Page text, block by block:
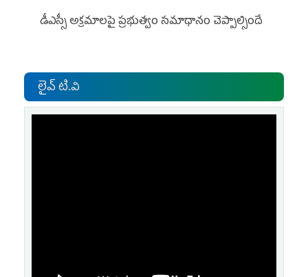
డీఎస్సీ అక్రమాలపై ప్రభుత్వం సమాధానం చెప్పాల్సిందే
లైవ్ టి.వి